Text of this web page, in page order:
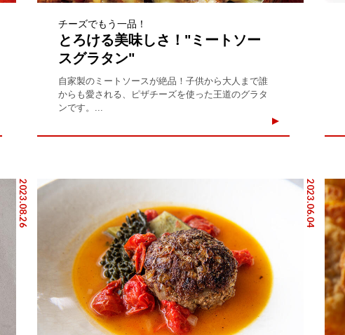
チーズでもう一品！
とろける美味しさ！"ミートソー
スグラタン"
自家製のミートソースが絶品！子供から大人まで誰
からも愛される、ピザチーズを使った王道のグラタ
ンです。...
2023.08.26 2023.06.04